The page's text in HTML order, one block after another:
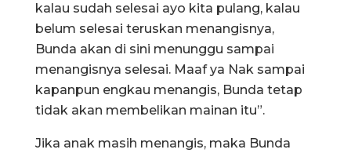
kalau sudah selesai ayo kita pulang, kalau
belum selesai teruskan menangisnya,
Bunda akan di sini menunggu sampai
menangisnya selesai. Maaf ya Nak sampai
kapanpun engkau menangis, Bunda tetap
tidak akan membelikan mainan itu”.
Jika anak masih menangis, maka Bunda